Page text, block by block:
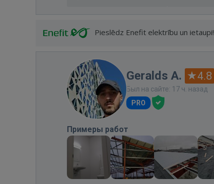
Pieslēdz Enefit elektrību un ietaupi!
Geralds A. 4.8
Был на сайте: 17 ч. назад
PRO
Примеры работ